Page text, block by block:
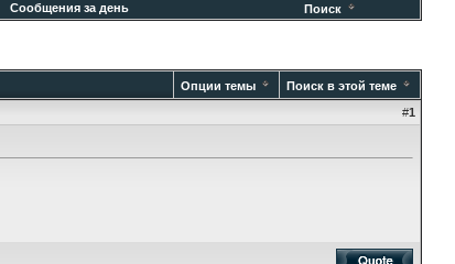
Сообщения за день Поиск
Опции темы
Поиск в этой теме
#1